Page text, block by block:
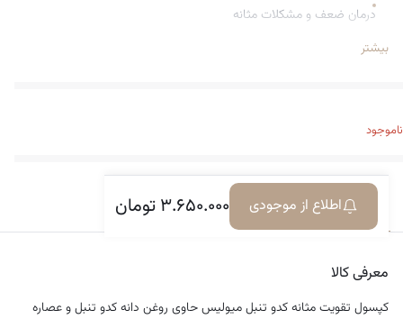
درمان ضعف و مشکلات مثانه
حاوی کدو تنبل و عصاره میوه نخل اره ای (سائوپالمتو)
قابل استفاده برای اقایان و بانوان
محصول کشور آلمان
بیشتر
ناموجود
۳.۶۵۰.۰۰۰تومان اطلاع از موجودیمعرفی کالا دیدگاه‌ها
معرفی کالا
کپسول تقویت مثانه کدو تنبل میولیس حاوی روغن دانه کدو تنبل و عصاره